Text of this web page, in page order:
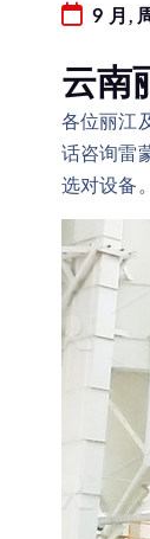
9 月,
云南
各位丽江
话咨询雷
选对设备。